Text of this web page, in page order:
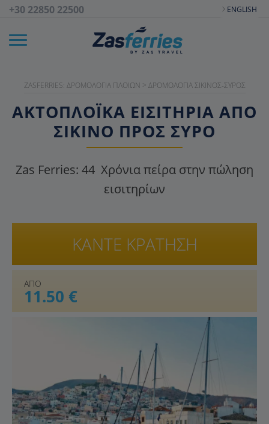
+30 22850 22500 ENGLISH
ZASFERRIES: ΔΡΟΜΟΛΌΓΙΑ ΠΛΟΊΩΝ > ΔΡΟΜΟΛΌΓΙΑ ΣΊΚΙΝΟΣ-ΣΎΡΟΣ
ΑΚΤΟΠΛΟΪΚΑ ΕΙΣΙΤΉΡΙΑ ΑΠΌ
ΣΊΚΙΝΟ ΠΡΟΣ ΣΎΡΟ
Zas Ferries: 44 Χρόνια πείρα στην πώληση
εισιτηρίων
ΑΠΟ
11.50 €
ΚΑΝΤΕ ΚΡΑΤΗΣΗ